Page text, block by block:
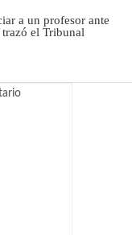
a un profesor ante
el Tribunal